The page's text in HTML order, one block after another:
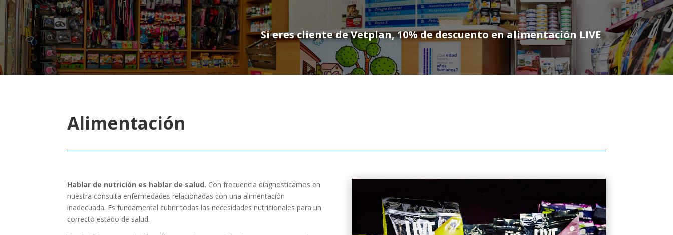
Si eres cliente de Vetplan, 10% de descuento en alimentación LIVE
Alimentación
Hablar de nutrición es hablar de salud. Con frecuencia diagnosticamos en
nuestra consulta enfermedades relacionadas con una alimentación
inadecuada. Es fundamental cubrir todas las necesidades nutricionales para un
correcto estado de salud.